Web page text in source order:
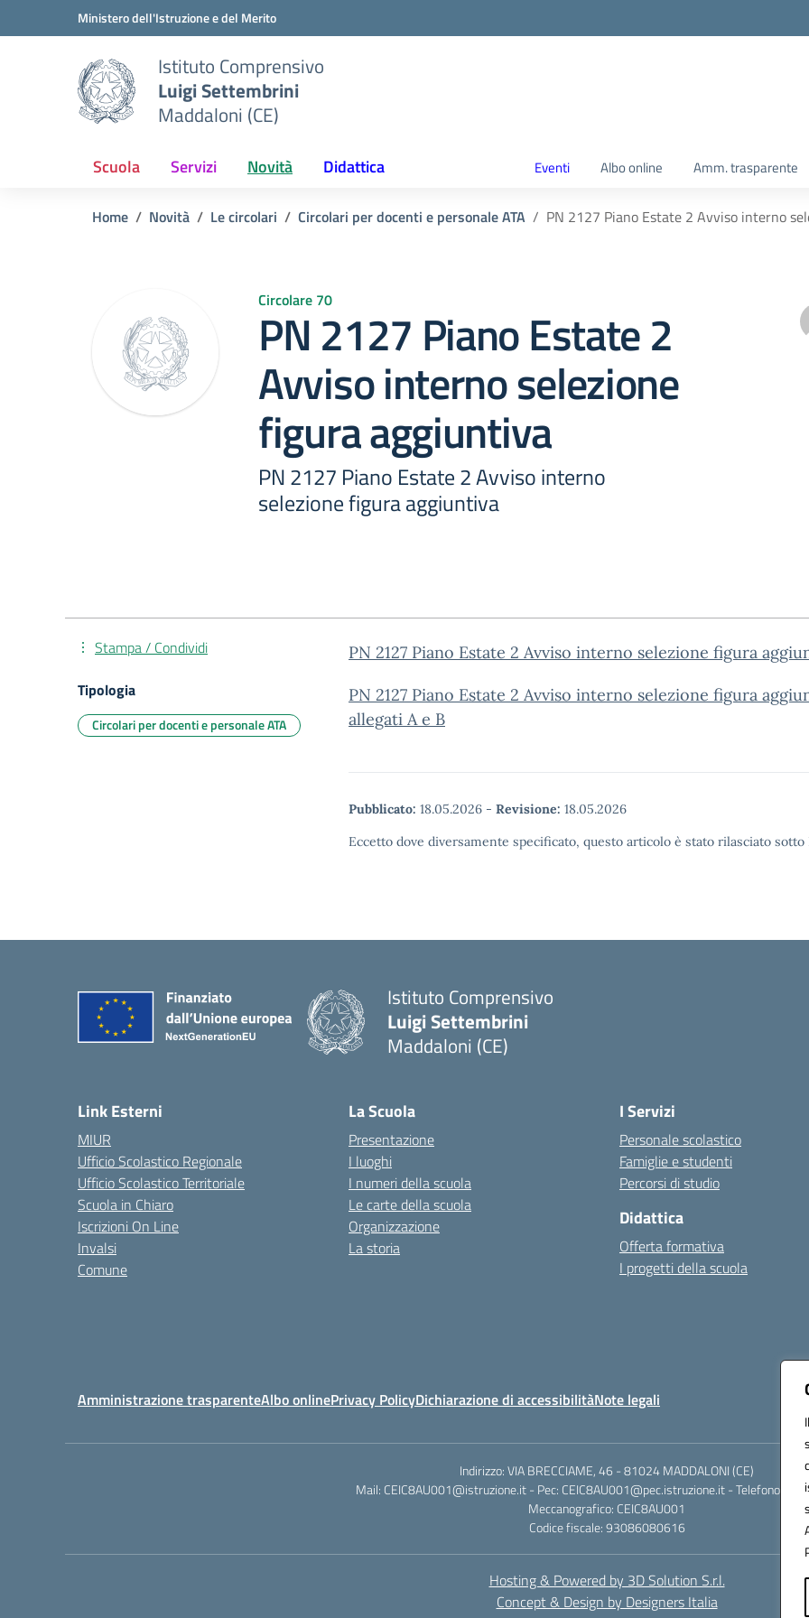
Vai ai contenuti
Vai al menu di navigazioneMinistero dell'Istruzione e del Merito
Istituto Comprensivo
Luigi Settembrini
Maddaloni (CE)
Scuola Servizi Novità Didattica Eventi Albo online Amm. trasparente
Home Novità Le circolari Circolari per docenti e personale ATA PN 2127 Piano Estate 2 Avviso interno
Circolare 70
PN 2127 Piano Estate 2
Avviso interno selezione
figura aggiuntiva
PN 2127 Piano Estate 2 Avviso interno
selezione figura aggiuntiva
PN 2127 Piano Estate 2 Avviso interno selezione figura
PN 2127 Piano Estate 2 Avviso interno selezione figura
allegati A e B
Pubblicato: 18.05.2026 - Revisione: 18.05.2026
Eccetto dove diversamente specificato, questo articolo è stato rilasciato
Stampa / Condividi
Tipologia
Circolari per docenti e personale ATA
Istituto Comprensivo
Luigi Settembrini
Maddaloni (CE)
Link Esterni
MIUR
Ufficio Scolastico Regionale
Ufficio Scolastico Territoriale
Scuola in Chiaro
Iscrizioni On Line
Invalsi
Comune
La Scuola
Presentazione
I luoghi
I numeri della scuola
Le carte della scuola
Organizzazione
La storia
I Servizi
Personale scolastico
Famiglie e studenti
Percorsi di studio
Didattica
Offerta formativa
I progetti della scuola
Amministrazione trasparenteAlbo onlinePrivacy PolicyDichiarazione di accessibilitàNote legali
Indirizzo: VIA BRECCIAME, 46 - 81024 MADDALONI (CE)
Mail: CEIC8AU001@istruzione.it - Pec: CEIC8AU001@pec.istruzione.it - Telefono:
Meccanografico: CEIC8AU001
Codice fiscale: 93086080616
Hosting & Powered by 3D Solution S.r.l.
Concept & Design by Designers Italia